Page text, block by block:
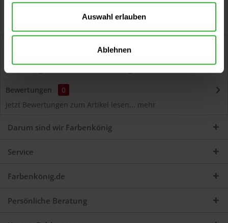
Auswahl erlauben
Ablehnen
Lackierungen und Lackausbesserungen am Auto...
Bewertungen
0
Jetzt Bewertungen zum Artikel lesen... mehr
Darum sind wir Farbenkönig
Service
Farbenkönig.de
Persönliche Beratung